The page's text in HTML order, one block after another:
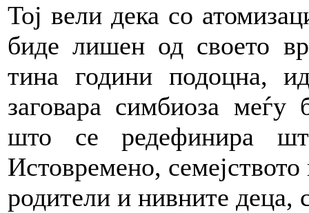
Тој вели дека со
биде лишен од своето
тина години подоцна,
заговара симбиоза меѓу
што се редефинира
Истовремено,
родители и нивните деца,